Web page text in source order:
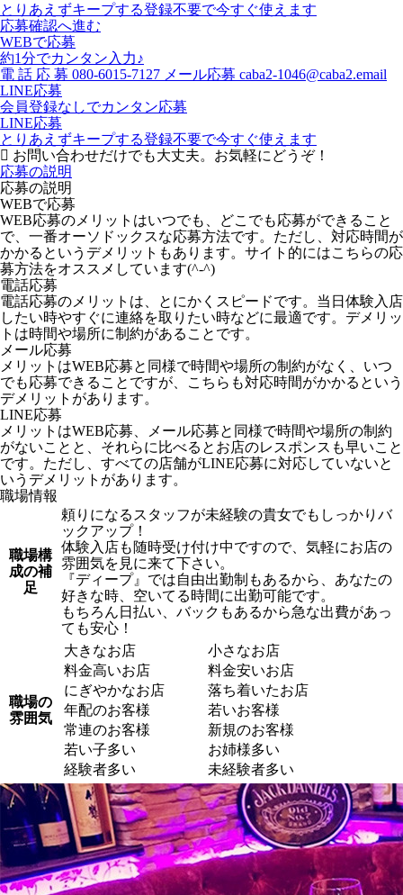
とりあえずキープする登録不要で今すぐ使えます
応募確認へ進む
WEBで応募
約1分でカンタン入力♪
電 話 応 募 080-6015-7127 メール応募 caba2-1046@caba2.email
LINE応募
会員登録なしでカンタン応募
LINE応募
とりあえずキープする登録不要で今すぐ使えます
お問い合わせだけでも大丈夫。お気軽にどうぞ！
応募の説明
応募の説明
WEBで応募
WEB応募のメリットはいつでも、どこでも応募ができること
で、一番オーソドックスな応募方法です。ただし、対応時間が
かかるというデメリットもあります。サイト的にはこちらの応
募方法をオススメしています(^-^)
電話応募
電話応募のメリットは、とにかくスピードです。当日体験入店
したい時やすぐに連絡を取りたい時などに最適です。デメリッ
トは時間や場所に制約があることです。
メール応募
メリットはWEB応募と同様で時間や場所の制約がなく、いつ
でも応募できることですが、こちらも対応時間がかかるという
デメリットがあります。
LINE応募
メリットはWEB応募、メール応募と同様で時間や場所の制約
がないことと、それらに比べるとお店のレスポンスも早いこと
です。ただし、すべての店舗がLINE応募に対応していないと
いうデメリットがあります。
職場情報
職場構
成の補
足
頼りになるスタッフが未経験の貴女でもしっかりバ
ックアップ！
体験入店も随時受け付け中ですので、気軽にお店の
雰囲気を見に来て下さい。
『ディープ』では自由出勤制もあるから、あなたの
好きな時、空いてる時間に出勤可能です。
もちろん日払い、バックもあるから急な出費があっ
ても安心！
職場の
雰囲気
大きなお店
小さなお店
料金高いお店
料金安いお店
にぎやかなお店
落ち着いたお店
年配のお客様
若いお客様
常連のお客様
新規のお客様
若い子多い
お姉様多い
経験者多い
未経験者多い